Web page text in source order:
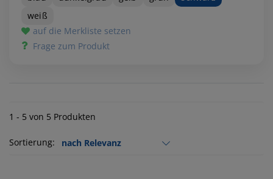
weiß
auf die Merkliste setzen
Frage zum Produkt
1 - 5 von 5 Produkten
Sortierung: